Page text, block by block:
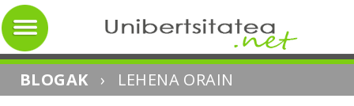
BLOGAK › LEHENA ORAIN